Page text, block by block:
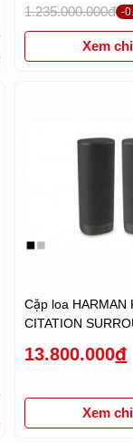
1.235.000.000đ -
Xem
Cặp loa HARMAN
CITATION
13.800.000đ
Xem